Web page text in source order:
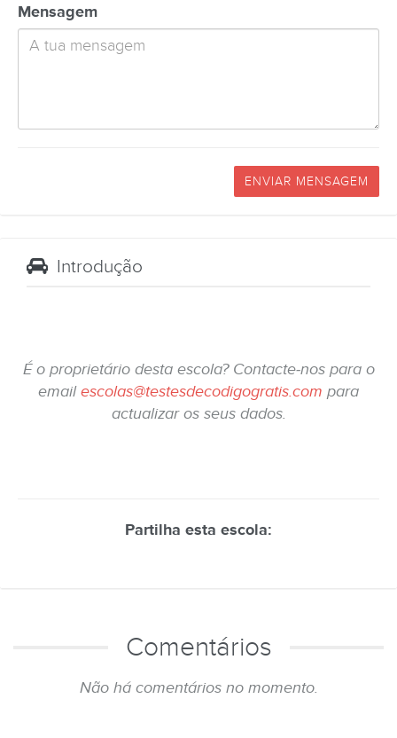
Mensagem
ENVIAR MENSAGEM
Introdução
É o proprietário desta escola? Contacte-nos para o
emailescolas@testesdecodigogratis.com para
actualizar os seus dados.
Partilha esta escola:
Comentários
Não há comentários no momento.